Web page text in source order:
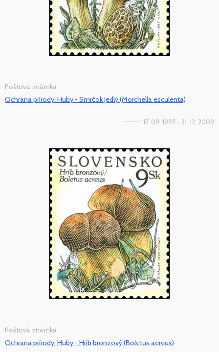
Poštová známka
Ochrana prírody: Huby - Smrčok jedlý (Morchella esculenta)
17. 09. 1997 - 31. 12. 2009
Poštová známka
Ochrana prírody: Huby - Hríb bronzový (Boletus aereus)